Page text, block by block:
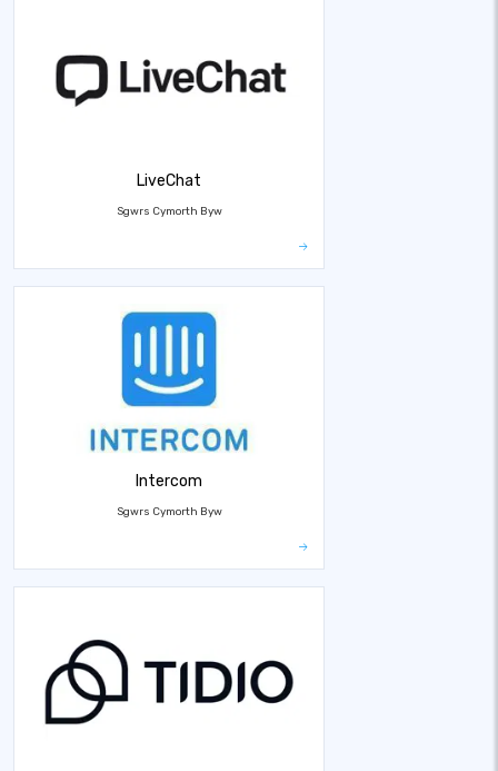
LiveChat
Sgwrs Cymorth Byw
Intercom
Sgwrs Cymorth Byw